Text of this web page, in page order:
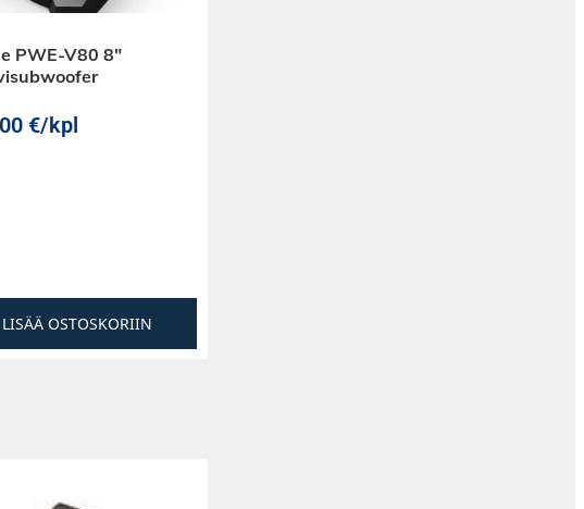
PWE-V80 8″
€/kpl
LISÄÄ OSTOSKORIIN